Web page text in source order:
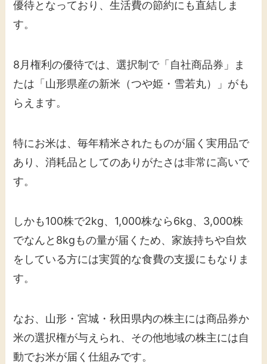
優待となっており、生活費の節約にも直結しま
す。
8月権利の優待では、選択制で「自社商品券」ま
たは「山形県産の新米（つや姫・雪若丸）」がも
らえます。
特にお米は、毎年精米されたものが届く実用品で
あり、消耗品としてのありがたさは非常に高いで
す。
しかも100株で2kg、1,000株なら6kg、3,000株
でなんと8kgもの量が届くため、家族持ちや自炊
をしている方には実質的な食費の支援にもなりま
す。
なお、山形・宮城・秋田県内の株主には商品券か
米の選択権が与えられ、その他地域の株主には自
動でお米が届く仕組みです。